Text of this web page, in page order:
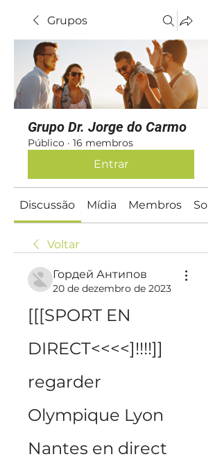
Grupos
Grupo Dr. Jorge do Carmo
Público · 16 membros
Entrar
Discussão Mídia Membros Sobre
Voltar
Гордей Антипов
20 de dezembro de 2023
[[[SPORT EN
DIRECT<<<<]!!!!]]
regarder
Olympique Lyon
Nantes en direct